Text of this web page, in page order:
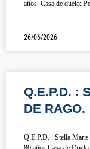
años. Casa de duelo:
26/06/2026
Q.E.P.D. :
DE RAGO.
Q.E.P.D. : Stella